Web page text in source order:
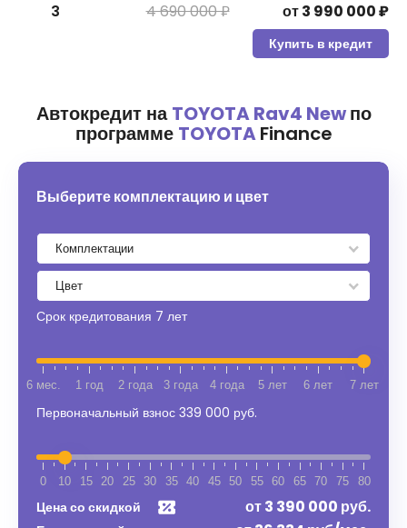
3
4 690 000 ₽ от3 990 000₽
Купить в кредит
Автокредит наTOYOTA Rav4 Newпо
программе TOYOTAFinance
Выберите комплектацию и цвет
Срок кредитования 7 лет
6 мес. 1 год 2 года 3 года 4 года 5 лет 6 лет 7 лет
Первоначальный взнос 339 000 руб.
0 10 15 20 25 30 35 40 45 50 55 60 65 70 75 80
Цена со скидкой от3 390 000 руб.